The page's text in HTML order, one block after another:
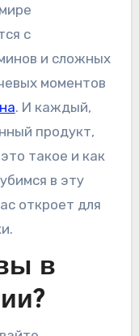
с
и сложных
моментов
. И каждый,
продукт,
такое и как
в эту
откроет для
в